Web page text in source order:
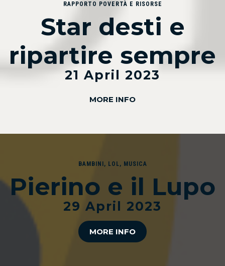
RAPPORTO POVERTÀ E RISORSE
Star desti e
ripartire sempre
21 April 2023
MORE INFO
BAMBINI, LOL , MUSICA
Pierino e il Lupo
29 April 2023
MORE INFO